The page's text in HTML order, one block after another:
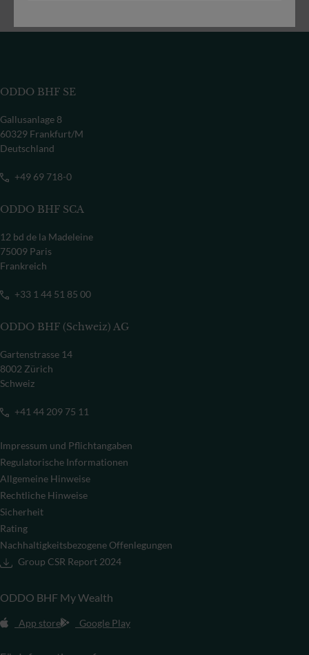
ODDO BHF SE
Gallusanlage 8
60329 Frankfurt/M
Deutschland
+49 69 718-0
ODDO BHF SCA
12 bd de la Madeleine
75009 Paris
Frankreich
+33 1 44 51 85 00
ODDO BHF (Schweiz) AG
Gartenstrasse 14
8002 Zürich
Schweiz
+41 44 209 75 11
Impressum und Pflichtangaben
Regulatorische Informationen
Allgemeine Hinweise
Rechtliche Hinweise
Sicherheit
Rating
Nachhaltigkeitsbezogene Offenlegungen
Group CSR Report 2024
ODDO BHF My Wealth
App store Google Play